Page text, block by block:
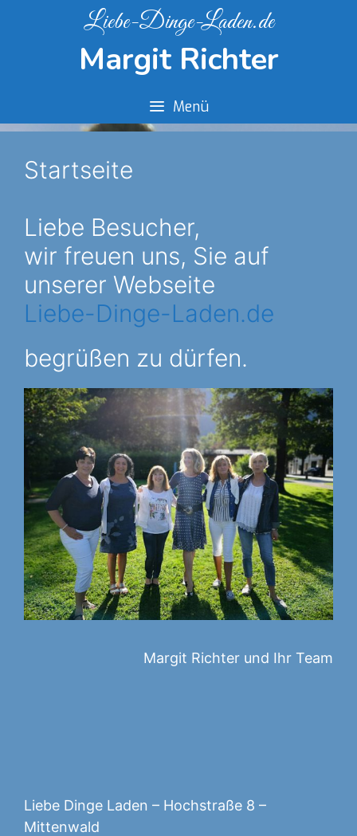
Liebe-Dinge-Laden.de
Margit Richter
Menü
Startseite
Liebe Besucher,
wir freuen uns, Sie auf
unserer Webseite
Liebe-Dinge-Laden.de
begrüßen zu dürfen.
Margit Richter und Ihr Team
Liebe Dinge Laden – Hochstraße 8 –
Mittenwald